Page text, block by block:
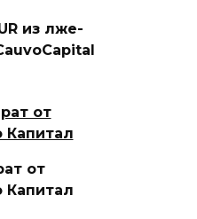
из лже-
от
Капитал